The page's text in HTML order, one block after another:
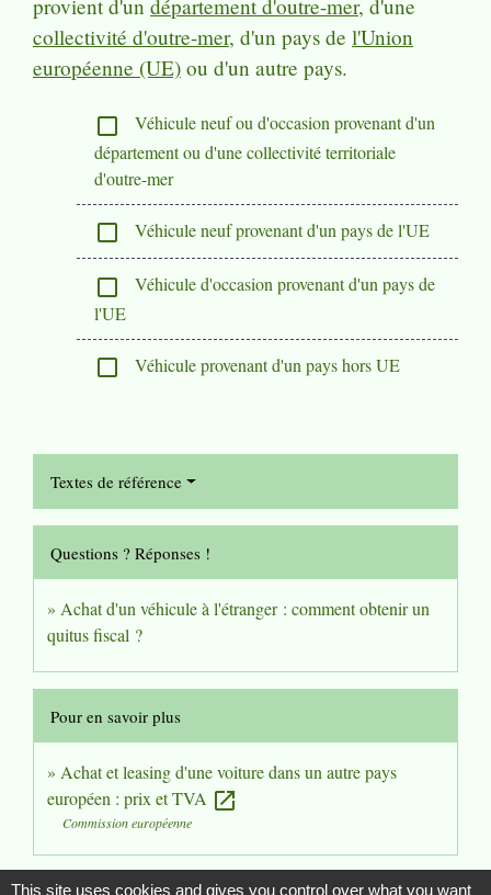
provient d'un département d'outre-mer, d'une
collectivité d'outre-mer, d'un pays de l'Union
européenne (UE) ou d'un autre pays.
check_box_outline_blank
Véhicule neuf ou d'occasion provenant d'un
département ou d'une collectivité territoriale
d'outre-mer
check_box_outline_blank Véhicule neuf provenant d'un pays de l'UE
check_box_outline_blank
Véhicule d'occasion provenant d'un pays de
l'UE
check_box_outline_blank Véhicule provenant d'un pays hors UE
Textes de référence
Questions ? Réponses !
Achat d'un véhicule à l'étranger : comment obtenir un
quitus fiscal ?
Pour en savoir plus
Achat et leasing d'une voiture dans un autre pays
européen : prix et TVA open_in_new
Commission européenne
Signaler une erreur sur cette page
This site uses cookies and gives you control over what you want